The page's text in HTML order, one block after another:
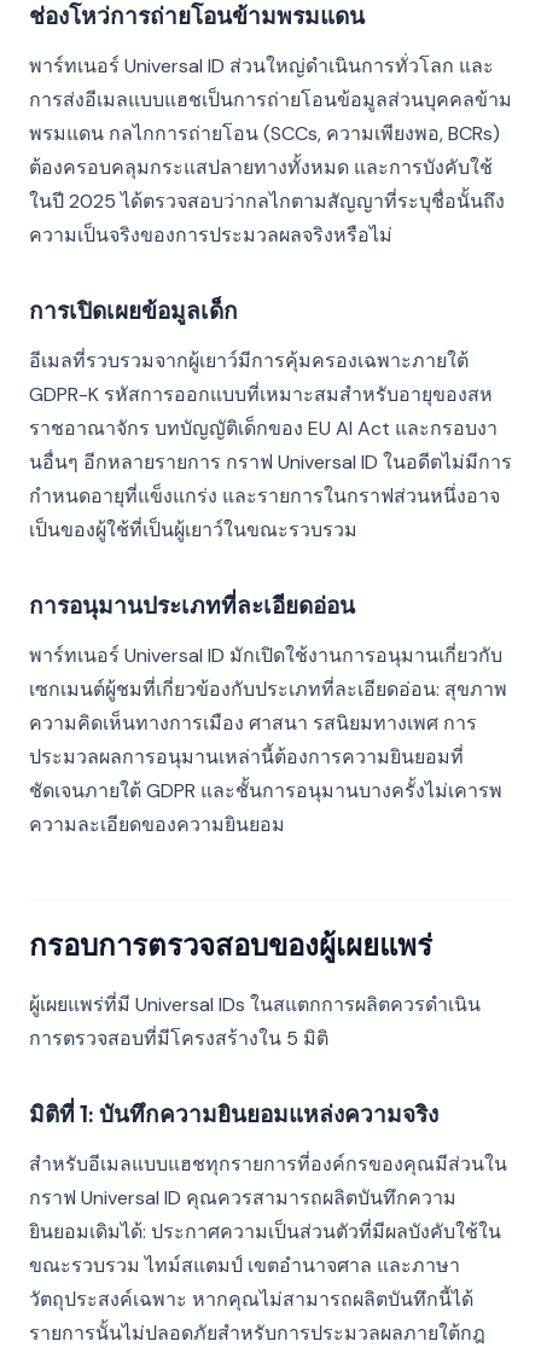
ช่องโหว่การถ่ายโอนข้ามพรมแดน
พาร์ทเนอร์ Universal ID ส่วนใหญ่ดำเนินการทั่วโลก และ
การส่งอีเมลแบบแฮชเป็นการถ่ายโอนข้อมูลส่วนบุคคลข้าม
พรมแดน กลไกการถ่ายโอน (SCCs, ความเพียงพอ, BCRs)
ต้องครอบคลุมกระแสปลายทางทั้งหมด และการบังคับใช้
ในปี 2025 ได้ตรวจสอบว่ากลไกตามสัญญาที่ระบุชื่อนั้นถึง
ความเป็นจริงของการประมวลผลจริงหรือไม่
การเปิดเผยข้อมูลเด็ก
อีเมลที่รวบรวมจากผู้เยาว์มีการคุ้มครองเฉพาะภายใต้
GDPR-K รหัสการออกแบบที่เหมาะสมสำหรับอายุของสห
ราชอาณาจักร บทบัญญัติเด็กของ EU AI Act และกรอบงา
นอื่นๆ อีกหลายรายการ กราฟ Universal ID ในอดีตไม่มีการ
กำหนดอายุที่แข็งแกร่ง และรายการในกราฟส่วนหนึ่งอาจ
เป็นของผู้ใช้ที่เป็นผู้เยาว์ในขณะรวบรวม
การอนุมานประเภทที่ละเอียดอ่อน
พาร์ทเนอร์ Universal ID มักเปิดใช้งานการอนุมานเกี่ยวกับ
เซกเมนต์ผู้ชมที่เกี่ยวข้องกับประเภทที่ละเอียดอ่อน: สุขภาพ
ความคิดเห็นทางการเมือง ศาสนา รสนิยมทางเพศ การ
ประมวลผลการอนุมานเหล่านี้ต้องการความยินยอมที่
ชัดเจนภายใต้ GDPR และชั้นการอนุมานบางครั้งไม่เคารพ
ความละเอียดของความยินยอม
กรอบการตรวจสอบของผู้เผยแพร่
ผู้เผยแพร่ที่มี Universal IDs ในสแตกการผลิตควรดำเนิน
การตรวจสอบที่มีโครงสร้างใน 5 มิติ
มิติที่ 1: บันทึกความยินยอมแหล่งความจริง
สำหรับอีเมลแบบแฮชทุกรายการที่องค์กรของคุณมีส่วนใน
กราฟ Universal ID คุณควรสามารถผลิตบันทึกความ
ยินยอมเดิมได้: ประกาศความเป็นส่วนตัวที่มีผลบังคับใช้ใน
ขณะรวบรวม ไทม์สแตมป์ เขตอำนาจศาล และภาษา
วัตถุประสงค์เฉพาะ หากคุณไม่สามารถผลิตบันทึกนี้ได้
รายการนั้นไม่ปลอดภัยสำหรับการประมวลผลภายใต้กฎ